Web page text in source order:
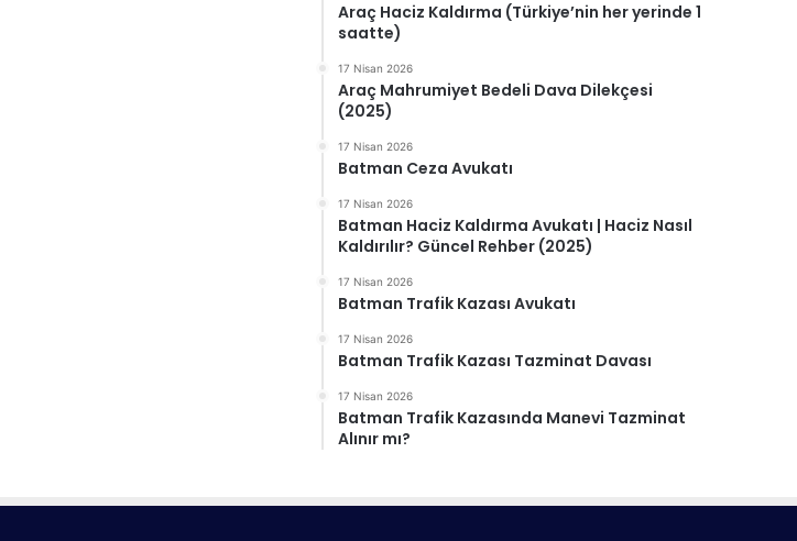
Araç Haciz Kaldırma (Türkiye’nin her yerinde 1
saatte)
17 Nisan 2026
Araç Mahrumiyet Bedeli Dava Dilekçesi
(2025)
17 Nisan 2026
Batman Ceza Avukatı
17 Nisan 2026
Batman Haciz Kaldırma Avukatı | Haciz Nasıl
Kaldırılır? Güncel Rehber (2025)
17 Nisan 2026
Batman Trafik Kazası Avukatı
17 Nisan 2026
Batman Trafik Kazası Tazminat Davası
17 Nisan 2026
Batman Trafik Kazasında Manevi Tazminat
Alınır mı?